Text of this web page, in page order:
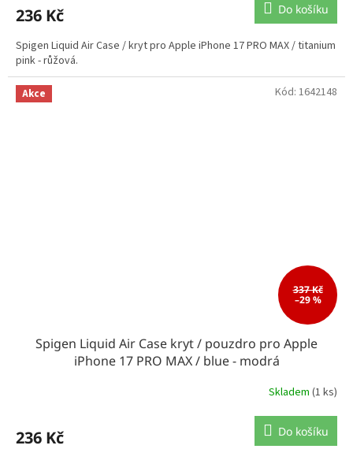
236 Kč Do košíku
Spigen Liquid Air Case / kryt pro Apple iPhone 17 PRO MAX / titanium
pink - růžová.
Akce
337 Kč
–29 %
Spigen Liquid Air Case kryt / pouzdro pro Apple
iPhone 17 PRO MAX / blue - modrá
Skladem (1 ks)
236 Kč Do košíku
Kód: 1642148